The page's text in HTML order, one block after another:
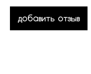
добавить отзыв